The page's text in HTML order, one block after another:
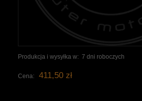
Produkcja i wysyłka w: 7 dni roboczych
Cena: 411,50 zł